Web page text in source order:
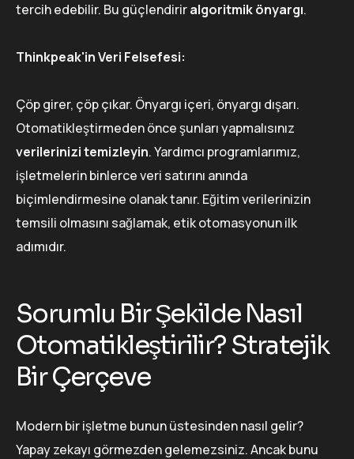
tercih edebilir. Bu güçlendiriralgoritmik önyargı.
Thinkpeak'in Veri Felsefesi:
Çöp girer, çöp çıkar. Önyargı içeri, önyargı dışarı.
Otomatikleştirmeden önce şunları yapmalısınız
verilerinizi temizleyin. Yardımcı programlarımız,
işletmelerin binlerce veri satırını anında
biçimlendirmesine olanak tanır. Eğitim verilerinizin
temsili olmasını sağlamak, etik otomasyonun ilk
adımıdır.
Sorumlu Bir Şekilde Nasıl
Otomatikleştirilir? Stratejik
Bir Çerçeve
Modern bir işletme bunun üstesinden nasıl gelir?
Yapay zekayı görmezden gelemezsiniz. Ancak bunu